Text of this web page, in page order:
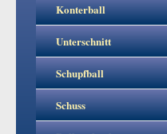
Konterball
Unterschnitt
Schupfball
Schuss